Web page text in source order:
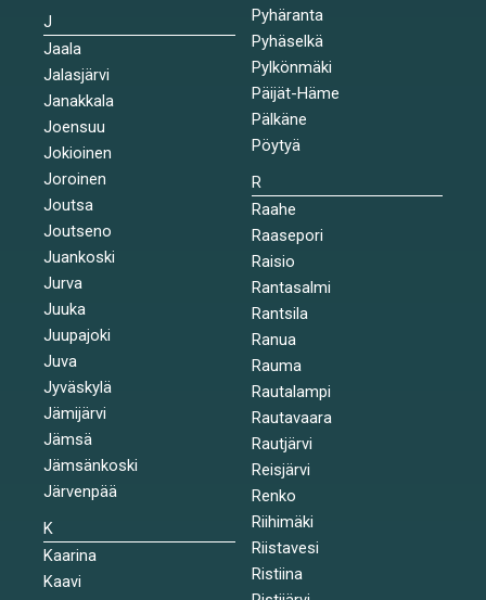
J
Jaala
Jalasjärvi
Janakkala
Joensuu
Jokioinen
Joroinen
Joutsa
Joutseno
Juankoski
Jurva
Juuka
Juupajoki
Juva
Jyväskylä
Jämijärvi
Jämsä
Jämsänkoski
Järvenpää
K
Kaarina
Kaavi
Pyhäranta
Pyhäselkä
Pylkönmäki
Päijät-Häme
Pälkäne
Pöytyä
R
Raahe
Raasepori
Raisio
Rantasalmi
Rantsila
Ranua
Rauma
Rautalampi
Rautavaara
Rautjärvi
Reisjärvi
Renko
Riihimäki
Riistavesi
Ristiina